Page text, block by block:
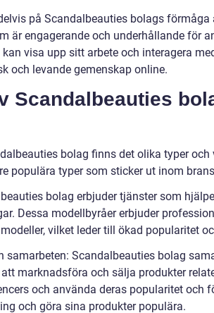
på Scandalbeauties bolags
är engagerande och underhållande för
visa upp sitt arbete och interagera
och levande gemenskap online.
Scandalbeauties
bolag finns det olika typer
populära typer som sticker ut inom
bolag erbjuder tjänster som
Dessa modellbyråer erbjuder
vilket leder till ökad popularitet
samarbeten: Scandalbeauties bolag
marknadsföra och sälja produkter
och använda deras popularitet och
och göra sina produkter populära.